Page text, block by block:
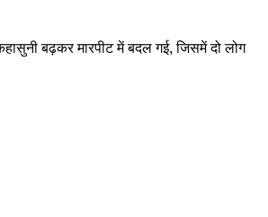
बढ़कर मारपीट में बदल गई, जिसमें दो लोग